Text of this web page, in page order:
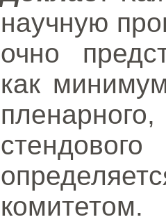
научную
очно
как